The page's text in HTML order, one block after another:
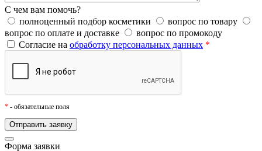
С чем вам помочь?
полноценный подбор косметики
вопрос по товару
вопрос по оплате и доставке
вопрос по промокоду
Согласие на обработку персональных данных *
* - обязательные поля
Форма заявки